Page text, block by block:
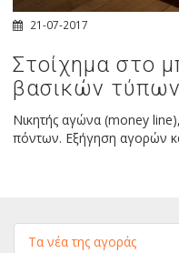
21-07-2017
Στοίχημα στο
βασικών
Nικητής αγώνα (money
πόντων. Εξήγηση αγορών
Τα νέα της αγοράς